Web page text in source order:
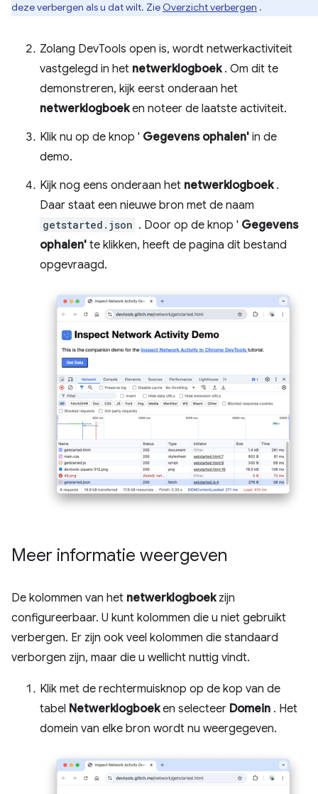
deze verbergen als u dat wilt. Zie Overzicht verbergen .
Zolang DevTools open is, wordt netwerkactiviteit
vastgelegd in het netwerklogboek. Om dit te
demonstreren, kijk eerst onderaan het
netwerklogboeken noteer de laatste activiteit.
Klik nu op de knop ' Gegevens ophalen' in de
demo.
Kijk nog eens onderaan het netwerklogboek.
Daar staat een nieuwe bron met de naam
getstarted.json . Door op de knop ' Gegevens
ophalen' te klikken, heeft de pagina dit bestand
opgevraagd.
Meer informatie weergeven
De kolommen van het netwerklogboekzijn
configureerbaar. U kunt kolommen die u niet gebruikt
verbergen. Er zijn ook veel kolommen die standaard
verborgen zijn, maar die u wellicht nuttig vindt.
Klik met de rechtermuisknop op de kop van de
tabel Netwerklogboeken selecteer Domein . Het
domein van elke bron wordt nu weergegeven.